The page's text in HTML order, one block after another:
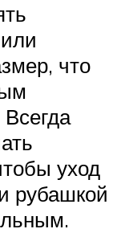
что
уход
рубашкой